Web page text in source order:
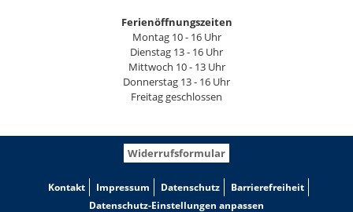
Ferienöffnungszeiten
Montag 10 - 16 Uhr
Dienstag 13 - 16 Uhr
Mittwoch 10 - 13 Uhr
Donnerstag 13 - 16 Uhr
Freitag geschlossen
Widerrufsformular
Kontakt Impressum Datenschutz
Barrierefreiheit
Datenschutz-Einstellungen anpassen